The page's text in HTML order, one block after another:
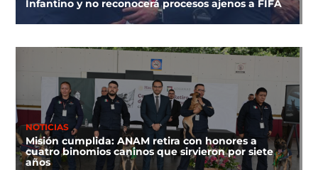
Infantino y no reconocerá procesos ajenos a FIFA
NOTICIAS
Misión cumplida: ANAM retira con honores a
cuatro binomios caninos que sirvieron por siete
años